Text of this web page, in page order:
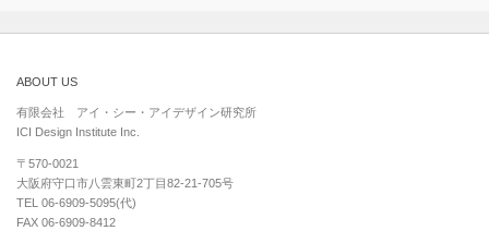
ABOUT US
有限会社 アイ・シー・アイデザイン研究所
ICI Design Institute Inc.
〒570-0021
大阪府守口市八雲東町2丁目82-21-705号
TEL 06-6909-5095(代)
FAX 06-6909-8412